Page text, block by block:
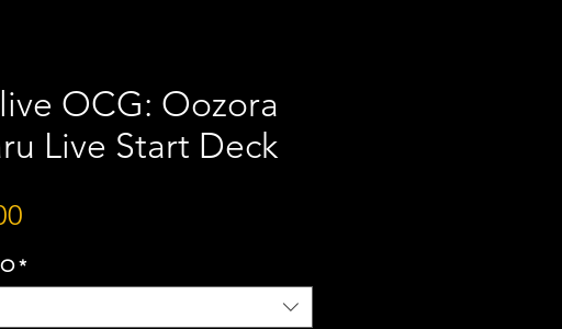
OCG: Oozora
Live Start Deck
*